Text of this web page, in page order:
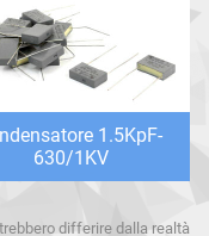
1.5KpF-
630/1KV
differire dalla realtà